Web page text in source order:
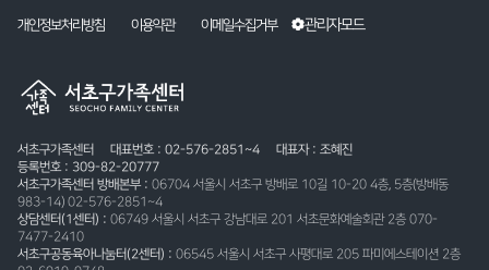
개인정보처리방침 이용약관 이메일수집거부 관리자모드
서초구가족센터 대표번호 : 02-576-2851~4
대표자 : 조혜진
등록번호 : 309-82-20777
서초구가족센터 방배본부 : 06704 서울시 서초구 방배로 10길 10-20 4층, 5층(방배동
983-14) 02-576-2851~4
상담센터(1센터) : 06749 서울시 서초구 강남대로 201 서초문화예술회관 2층 070-
7477-2410
서초구공동육아나눔터(2센터) : 06545 서울시 서초구 사평대로 205 파미에스테이션 2층